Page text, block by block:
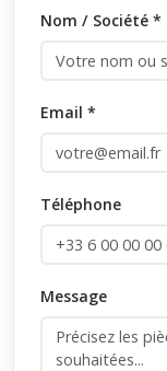
Nom / Société *
Email *
Téléphone
Message